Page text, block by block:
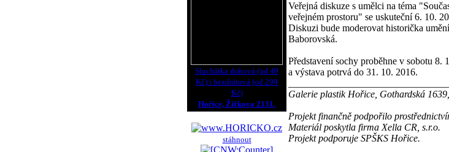
Sluchátka drátová (od 49
Kč) i bezdrátová (od 299
Kč)
Hořice, Žižkova 2131.
stáhnout
Veřejná diskuze s umělci na téma
veřejném prostoru" se uskuteční 6. 10.
Diskuzi bude moderovat historička
Baborovská.
Představení sochy proběhne v sobotu
a výstava potrvá do 31. 10. 2016.
Galerie plastik Hořice, Gothardská
Projekt finančně podpořilo
Materiál poskytla firma Xella CR, s.r.o.
Projekt podporuje SPŠKS Hořice.